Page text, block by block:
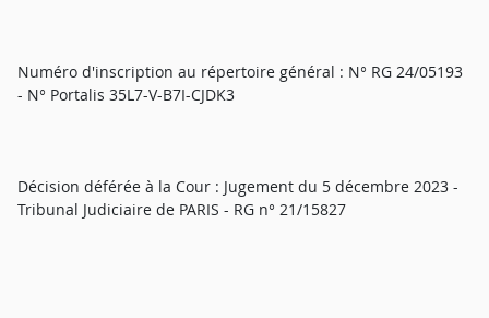
Numéro d'inscription au répertoire général : N° RG 24/05193
- N° Portalis 35L7-V-B7I-CJDK3
Décision déférée à la Cour : Jugement du 5 décembre 2023 -
Tribunal Judiciaire de PARIS - RG n° 21/15827